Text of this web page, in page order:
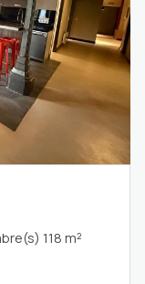
Appartement 5 pièce(s) 4 chambre(s) 118 m²